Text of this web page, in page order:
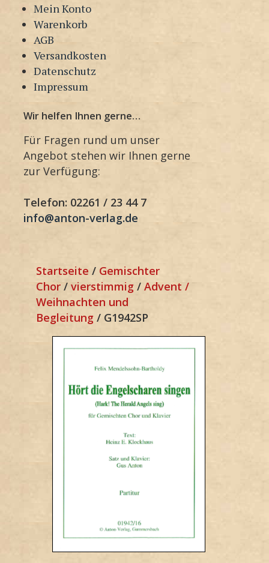
Mein Konto
Warenkorb
AGB
Versandkosten
Datenschutz
Impressum
Wir helfen Ihnen gerne…
Für Fragen rund um unser
Angebot stehen wir Ihnen gerne
zur Verfügung:
Telefon: 02261 / 23 44 7
info@anton-verlag.de
Startseite / Gemischter
Chor / vierstimmig / Advent /
Weihnachten und
Begleitung / G1942SP